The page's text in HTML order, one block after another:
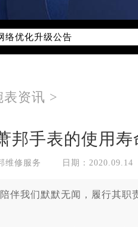
络优化升级公告
户服务热线：400-885-0231
熙国际中心写字楼D座11层
方广场W3座6层602室萧邦售
表资讯 >
邦手表的使用寿
维修服务 日期：2020.09.14
伴我们默默无闻，履行其职